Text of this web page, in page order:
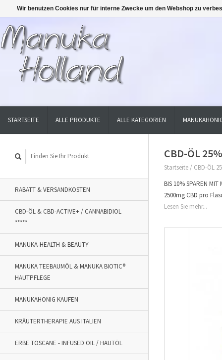
STARTSEITE ALLE PRODUKTE ALLE KATEGORIEN
RABATT & VERSANDKOSTEN
CBD-ÖL & CBD-ACTIVE+ / CANNABIDIOL
*****
MANUKA-HEALTH & BEAUTY
MANUKA TEEBAUMÖL & MANUKA BIOTIC®
HAUTPFLEGE
MANUKAHONIG KAUFEN
KRÄUTERTHERAPIE AUS ITALIEN
ERBE TOSCANE - INFUSED OIL / HAUTÖL
CBD-ÖL
Startseite / CBD-ÖL
BIS 10% SPAREN
2500mg CBD pro
Lesen Sie mehr...
Wir benutzen Cookies nur für interne Zwecke um den Webshop zu